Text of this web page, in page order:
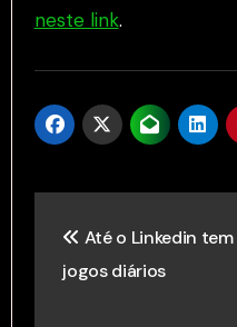
neste link.
navigation
Até o Linkedin tem
jogos diários